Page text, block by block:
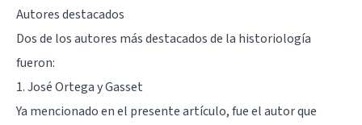
Autores destacados
Dos de los autores más destacados de la historiología
fueron:
1. José Ortega y Gasset
Ya mencionado en el presente artículo, fue el autor que